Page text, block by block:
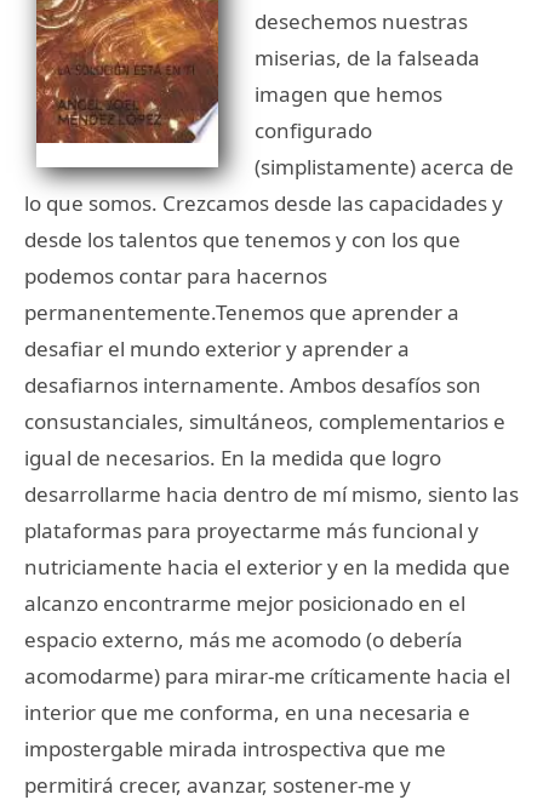
desechemos nuestras
miserias, de la falseada
imagen que hemos
configurado
(simplistamente) acerca de
lo que somos. Crezcamos desde las capacidades y
desde los talentos que tenemos y con los que
podemos contar para hacernos
permanentemente.Tenemos que aprender a
desafiar el mundo exterior y aprender a
desafiarnos internamente. Ambos desafíos son
consustanciales, simultáneos, complementarios e
igual de necesarios. En la medida que logro
desarrollarme hacia dentro de mí mismo, siento las
plataformas para proyectarme más funcional y
nutriciamente hacia el exterior y en la medida que
alcanzo encontrarme mejor posicionado en el
espacio externo, más me acomodo (o debería
acomodarme) para mirar-me críticamente hacia el
interior que me conforma, en una necesaria e
impostergable mirada introspectiva que me
permitirá crecer, avanzar, sostener-me y